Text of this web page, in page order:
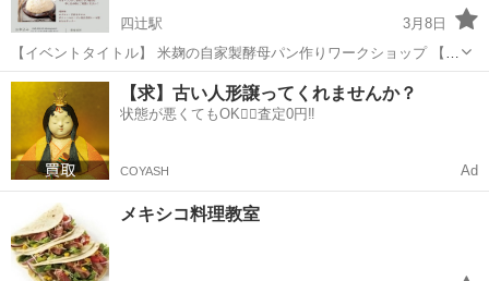
四辻駅
3月8日
【イベントタイトル】 米麹の自家製酵母パン作りワークショップ 【開
催日時】 2026年4月25日（土） 10:00〜13:00 【開催場所】
yum.Lab（シェアショップ・レンタルスペース） 〒754-1277 山口県...
山口 山口市 四辻駅 パン 米麹
【求】古い人形譲ってくれませんか？
状態が悪くてもOK🙆‍♀️査定0円‼️
COYASH Ad
メキシコ料理教室